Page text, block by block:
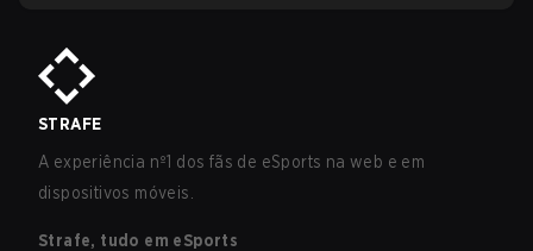
STRAFE
A experiência nº1 dos fãs de eSports na web e em
dispositivos móveis.
Strafe, tudo em eSports